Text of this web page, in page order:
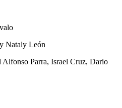
Nataly León
Parra, Israel Cruz, Dario